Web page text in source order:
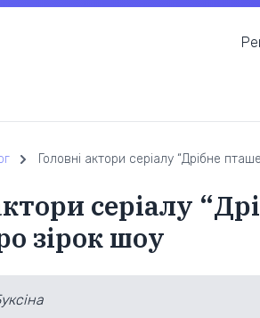
Головні актори серіалу “Дрібне
серіалу
зірок шоу